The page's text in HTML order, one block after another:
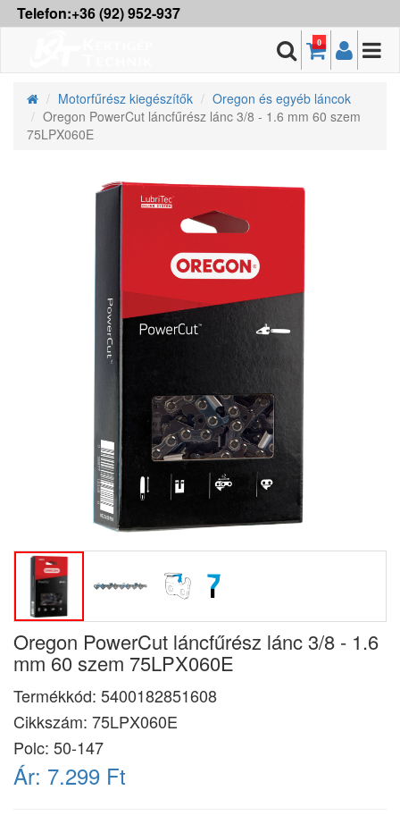
Telefon:+36 (92) 952-937
0
Motorfűrész kiegészítők
Oregon és egyéb láncok
Oregon PowerCut láncfűrész lánc 3/8 - 1.6 mm 60 szem
75LPX060E
Oregon PowerCut láncfűrész lánc 3/8 - 1.6
mm 60 szem 75LPX060E
Termékkód: 5400182851608
Cikkszám: 75LPX060E
Polc: 50-147
Ár: 7.299 Ft